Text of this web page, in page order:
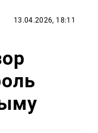
13.04.2026, 18:11